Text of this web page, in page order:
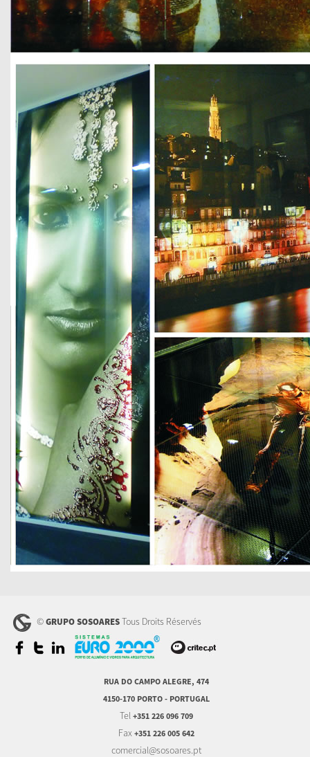
©GRUPO SOSOARESTous Droits Réservés
RUA DO CAMPO ALEGRE, 474
4150-170 PORTO - PORTUGAL
Tel +351 226 096 709
Fax +351 226 005 642
comercial@sosoares.pt